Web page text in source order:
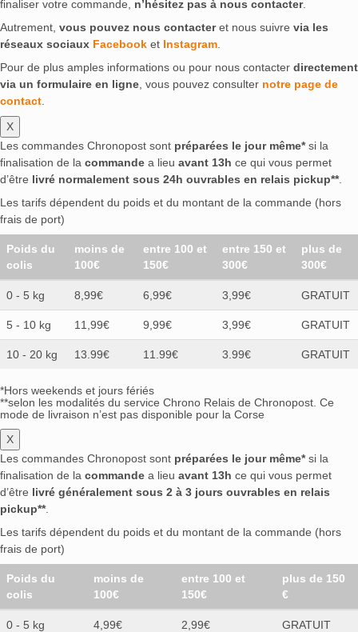
finaliser votre commande, n’hésitez pas à nous contacter.
Autrement, vous pouvez nous contacteret nous suivre via les
réseaux sociaux Facebook et Instagram
Pour de plus amples informations ou pour nous contacter directement
via un formulaire en ligne , vous pouvez consulter notre page de
contact
X
Les commandes Chronopost sont préparées le jour même*si la
finalisation de la commande a lieu avant 13h ce qui vous permet
d’être livré normalement sous 24h ouvrables en relais pickup**.
Les tarifs dépendent du poids et du montant de la commande (hors
frais de port)
Poids du
colis
moins de
100€
entre 100 et
150€
entre 150 et
300€
plus de
300€
0 - 5 kg 8,99€ 6,99€ 3,99€ GRATUIT
5 - 10 kg 11,99€ 9,99€ 3,99€ GRATUIT
10 - 20 kg 13.99€ 11.99€ 3.99€ GRATUIT
*Hors weekends et jours fériés
**selon les modalités du service Chrono Relais de Chronopost. Ce
mode de livraison n’est pas disponible pour la Corse
X
Les commandes Chronopost sont préparées le jour même*si la
finalisation de la commande a lieu avant 13h ce qui vous permet
d’être livré généralement sous 2 à 3 jours ouvrables en relais
pickup**.
Les tarifs dépendent du poids et du montant de la commande (hors
frais de port)
Poids du
colis
moins de
100€
entre 100 et
150€
plus de 150
€
0 - 5 kg 4,99€ 2,99€ GRATUIT